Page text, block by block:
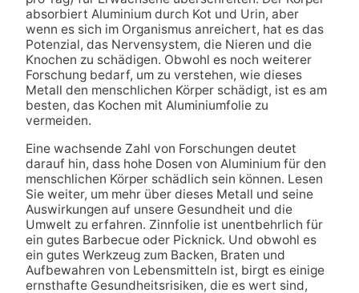
absorbiert Aluminium durch Kot und Urin, aber
wenn es sich im Organismus anreichert, hat es das
Potenzial, das Nervensystem, die Nieren und die
Knochen zu schädigen. Obwohl es noch weiterer
Forschung bedarf, um zu verstehen, wie dieses
Metall den menschlichen Körper schädigt, ist es am
besten, das Kochen mit Aluminiumfolie zu
vermeiden.
Eine wachsende Zahl von Forschungen deutet
darauf hin, dass hohe Dosen von Aluminium für den
menschlichen Körper schädlich sein können. Lesen
Sie weiter, um mehr über dieses Metall und seine
Auswirkungen auf unsere Gesundheit und die
Umwelt zu erfahren. Zinnfolie ist unentbehrlich für
ein gutes Barbecue oder Picknick. Und obwohl es
ein gutes Werkzeug zum Backen, Braten und
Aufbewahren von Lebensmitteln ist, birgt es einige
ernsthafte Gesundheitsrisiken, die es wert sind,